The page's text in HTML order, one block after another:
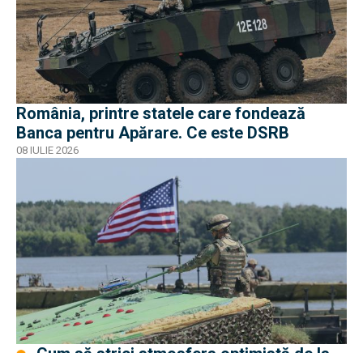
România, printre statele care fondează
Banca pentru Apărare. Ce este DSRB
08 IULIE 2026